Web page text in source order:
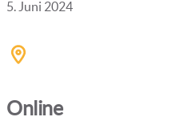
5. Juni 2024
Online